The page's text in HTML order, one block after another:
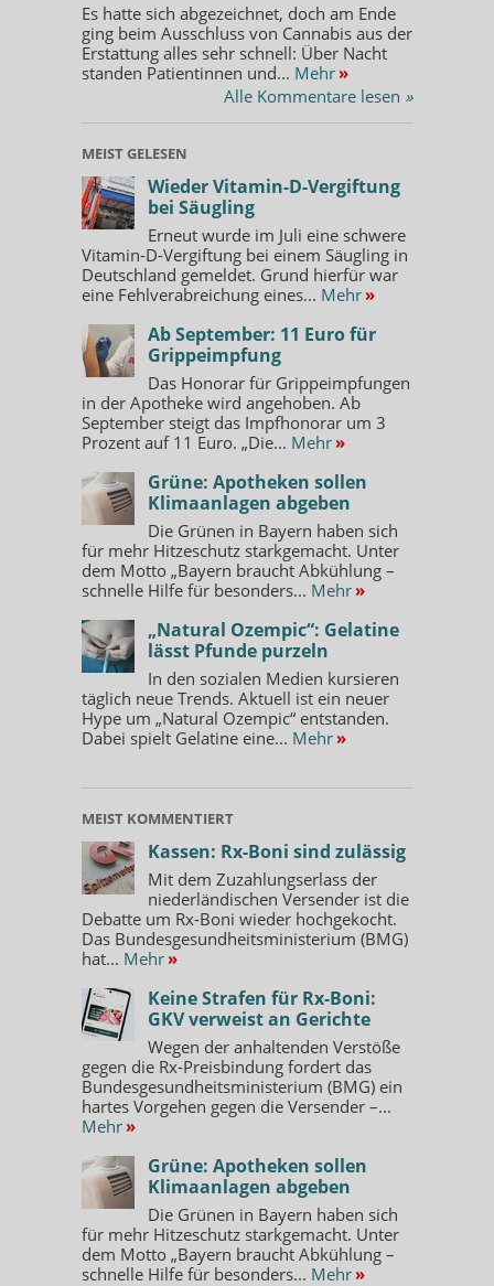
Es hatte sich abgezeichnet, doch am Ende
ging beim Ausschluss von Cannabis aus der
Erstattung alles sehr schnell: Über Nacht
standen Patientinnen und... Mehr »
Alle Kommentare lesen »
MEIST GELESEN
Wieder Vitamin-D-Vergiftung
bei Säugling
Erneut wurde im Juli eine schwere
Vitamin-D-Vergiftung bei einem Säugling in
Deutschland gemeldet. Grund hierfür war
eine Fehlverabreichung eines... Mehr »
Ab September: 11 Euro für
Grippeimpfung
Das Honorar für Grippeimpfungen
in der Apotheke wird angehoben. Ab
September steigt das Impfhonorar um 3
Prozent auf 11 Euro. „Die... Mehr »
Grüne: Apotheken sollen
Klimaanlagen abgeben
Die Grünen in Bayern haben sich
für mehr Hitzeschutz starkgemacht. Unter
dem Motto „Bayern braucht Abkühlung –
schnelle Hilfe für besonders... Mehr »
„Natural Ozempic“: Gelatine
lässt Pfunde purzeln
In den sozialen Medien kursieren
täglich neue Trends. Aktuell ist ein neuer
Hype um „Natural Ozempic“ entstanden.
Dabei spielt Gelatine eine... Mehr »
MEIST KOMMENTIERT
Kassen: Rx-Boni sind zulässig
Mit dem Zuzahlungserlass der
niederländischen Versender ist die
Debatte um Rx-Boni wieder hochgekocht.
Das Bundesgesundheitsministerium (BMG)
hat... Mehr »
Keine Strafen für Rx-Boni:
GKV verweist an Gerichte
Wegen der anhaltenden Verstöße
gegen die Rx-Preisbindung fordert das
Bundesgesundheitsministerium (BMG) ein
hartes Vorgehen gegen die Versender –...
Mehr »
Grüne: Apotheken sollen
Klimaanlagen abgeben
Die Grünen in Bayern haben sich
für mehr Hitzeschutz starkgemacht. Unter
dem Motto „Bayern braucht Abkühlung –
schnelle Hilfe für besonders... Mehr »